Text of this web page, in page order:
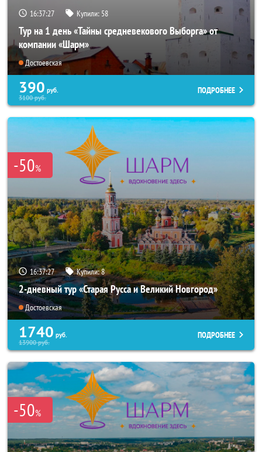
16:37:26 Купили: 58
Тур на 1 день «Тайны средневекового Выборга» от
компании «Шарм»
Достоевская
390 руб.
3100руб.
ПОДРОБНЕЕ
-50%
16:37:26 Купили:8
2-дневный тур «Старая Русса и Великий Новгород»
Достоевская
1740 руб.
13900руб.
ПОДРОБНЕЕ
-50%